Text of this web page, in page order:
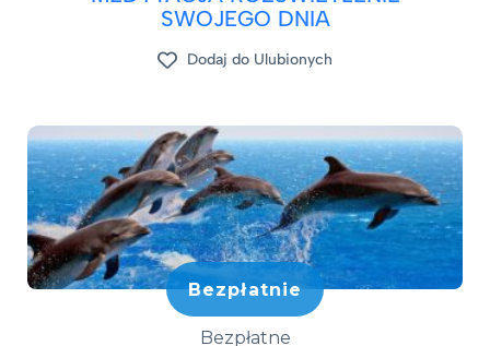
SWOJEGO DNIA
Dodaj do Ulubionych
Bezpłatnie
Bezpłatne